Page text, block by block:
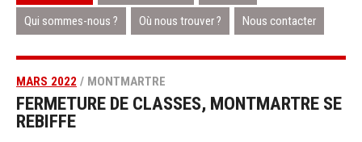
Qui sommes-nous ? Où nous trouver ? Nous contacter
MARS 2022 / MONTMARTRE
FERMETURE DE CLASSES, MONTMARTRE SE
REBIFFE